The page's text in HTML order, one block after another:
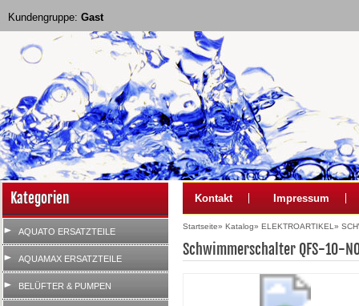
Kundengruppe: Gast
Kategorien
AQUATO ERSATZTEILE
AQUAMAX ERSATZTEILE
BELÜFTER & PUMPEN
Kontakt Impressum
Startseite» Katalog» ELEKTROARTIKEL »
Schwimmerschalter QFS-10-